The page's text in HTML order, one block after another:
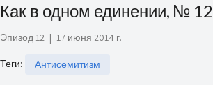
Как в одном единении, № 12
Эпизод 12 | 17 июня 2014 г.
Теги: Антисемитизм